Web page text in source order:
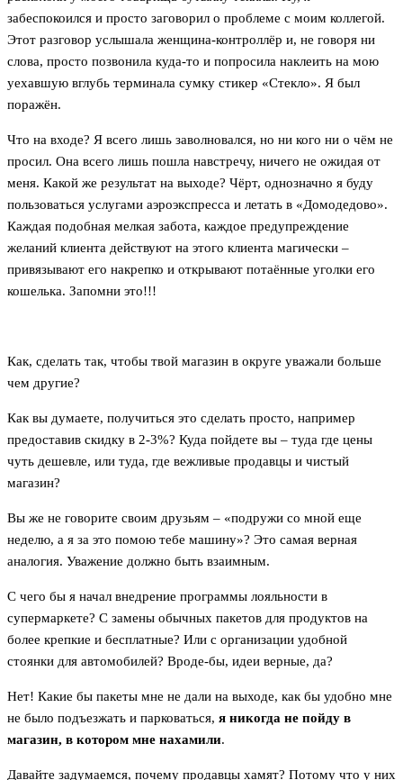
забеспокоился и просто заговорил о проблеме с моим коллегой.
Этот разговор услышала женщина-контроллёр и, не говоря ни
слова, просто позвонила куда-то и попросила наклеить на мою
уехавшую вглубь терминала сумку стикер «Стекло». Я был
поражён.
Что на входе? Я всего лишь заволновался, но ни кого ни о чём не
просил. Она всего лишь пошла навстречу, ничего не ожидая от
меня. Какой же результат на выходе? Чёрт, однозначно я буду
пользоваться услугами аэроэкспресса и летать в «Домодедово».
Каждая подобная мелкая забота, каждое предупреждение
желаний клиента действуют на этого клиента магически –
привязывают его накрепко и открывают потаённые уголки его
кошелька. Запомни это!!!
Как, сделать так, чтобы твой магазин в округе уважали больше
чем другие?
Как вы думаете, получиться это сделать просто, например
предоставив скидку в 2-3%? Куда пойдете вы – туда где цены
чуть дешевле, или туда, где вежливые продавцы и чистый
магазин?
Вы же не говорите своим друзьям – «подружи со мной еще
неделю, а я за это помою тебе машину»? Это самая верная
аналогия. Уважение должно быть взаимным.
С чего бы я начал внедрение программы лояльности в
супермаркете? С замены обычных пакетов для продуктов на
более крепкие и бесплатные? Или с организации удобной
стоянки для автомобилей? Вроде-бы, идеи верные, да?
Нет! Какие бы пакеты мне не дали на выходе, как бы удобно мне
не было подъезжать и парковаться, я никогда не пойду в
магазин, в котором мне нахамили.
Давайте задумаемся, почему продавцы хамят? Потому что у них